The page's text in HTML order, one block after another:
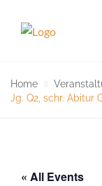
Home
Jg. Q2, schr. Abitur
« All Events